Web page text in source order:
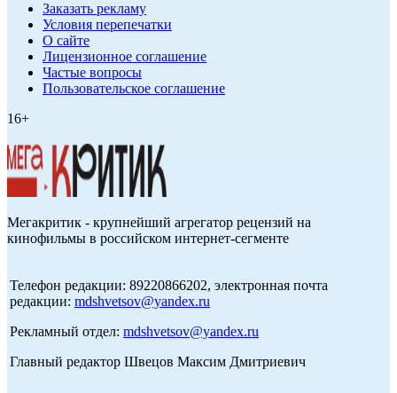
Заказать рекламу
Условия перепечатки
О сайте
Лицензионное соглашение
Частые вопросы
Пользовательское соглашение
16+
Мегакритик - крупнейший агрегатор рецензий на
кинофильмы в российском интернет-сегменте
Телефон редакции: 89220866202, электронная почта
редакции: mdshvetsov@yandex.ru
Рекламный отдел: mdshvetsov@yandex.ru
Главный редактор Швецов Максим Дмитриевич